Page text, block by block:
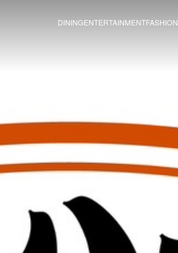
DININGENTERTAINMENT